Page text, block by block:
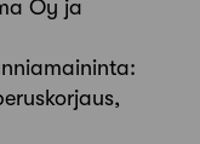
Oy ja